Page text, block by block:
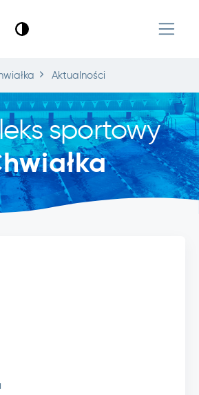
Aktualności
sportowy